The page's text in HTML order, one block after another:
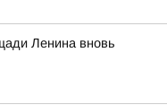
Ленина вновь